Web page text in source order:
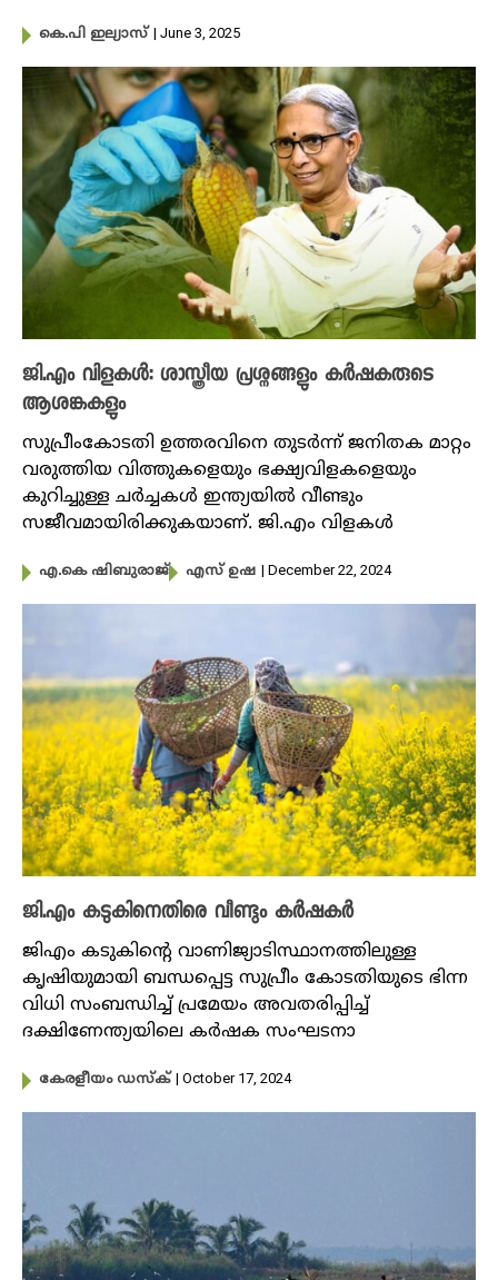
കെ.പി ഇല്യാസ് | June 3, 2025
ജി.എം വിളകൾ: ശാസ്ത്രീയ പ്രശ്നങ്ങളും കർഷകരുടെ
ആശങ്കകളും
സുപ്രീംകോടതി ഉത്തരവിനെ തുടർന്ന് ജനിതക മാറ്റം
വരുത്തിയ വിത്തുകളെയും ഭക്ഷ്യവിളകളെയും
കുറിച്ചുള്ള ചർച്ചകൾ ഇന്ത്യയിൽ വീണ്ടും
സജീവമായിരിക്കുകയാണ്. ജി.എം വിളകൾ
എ.കെ ഷിബുരാജ് എസ് ഉഷ | December 22, 2024
ജി.എം കടുകിനെതിരെ വീണ്ടും കർഷകർ
ജിഎം കടുകിന്റെ വാണിജ്യാടിസ്ഥാനത്തിലുള്ള
കൃഷിയുമായി ബന്ധപ്പെട്ട സുപ്രീം കോടതിയുടെ ഭിന്ന
വിധി സംബന്ധിച്ച് പ്രമേയം അവതരിപ്പിച്ച്
ദക്ഷിണേന്ത്യയിലെ കർഷക സംഘടനാ
കേരളീയം ഡസ്ക് | October 17, 2024